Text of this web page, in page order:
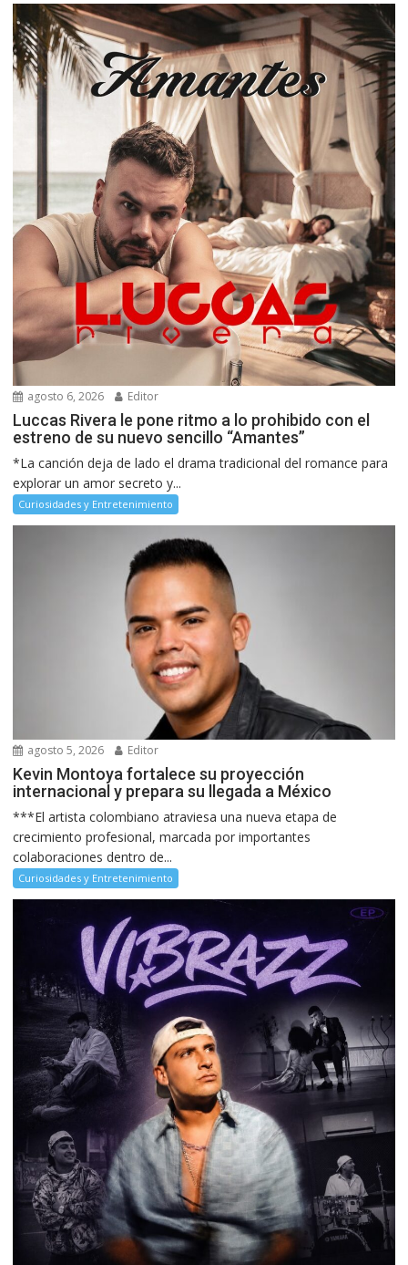
agosto 6, 2026 Editor
Luccas Rivera le pone ritmo a lo prohibido con el
estreno de su nuevo sencillo “Amantes”
*La canción deja de lado el drama tradicional del romance para
explorar un amor secreto y...
Curiosidades y Entretenimiento
agosto 5, 2026 Editor
Kevin Montoya fortalece su proyección
internacional y prepara su llegada a México
***El artista colombiano atraviesa una nueva etapa de
crecimiento profesional, marcada por importantes
colaboraciones dentro de...
Curiosidades y Entretenimiento